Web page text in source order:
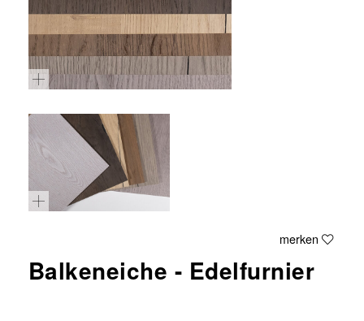
merken
Balkeneiche - Edelfurnier